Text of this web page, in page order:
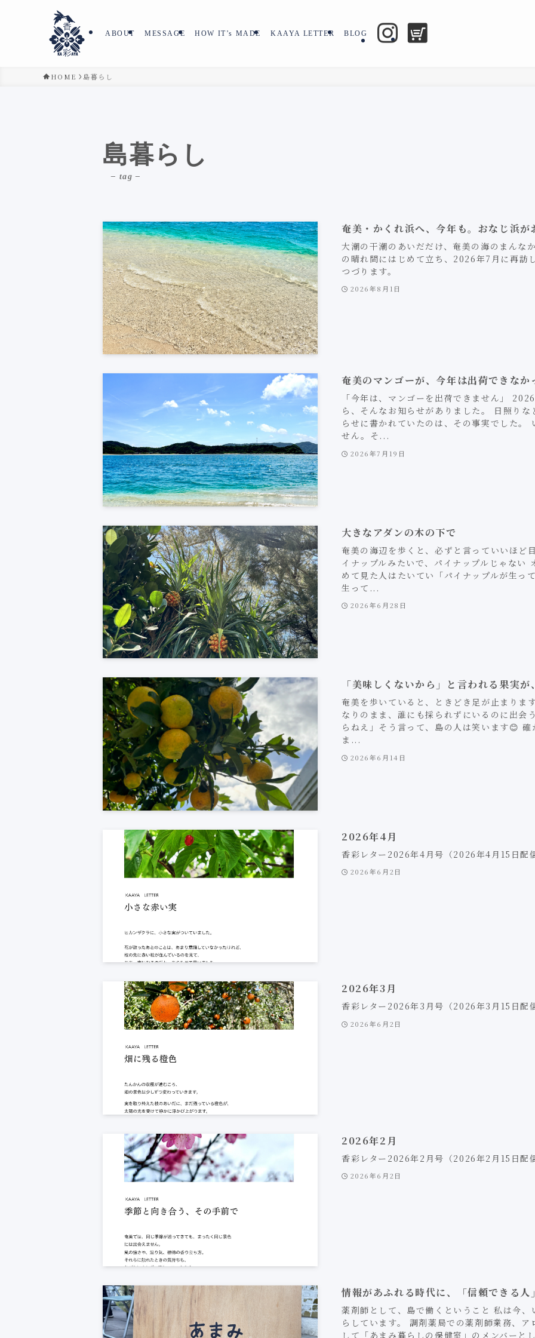
ABOUT MESSAGE HOW IT’s MADE KAAYA LETTER BLOG
HOME 島暮らし
島暮らし
– tag –
奄美・かくれ浜へ、今年も。おなじ浜が
大潮の干潮のあいだだけ、奄美の海のまんな
の晴れ間にはじめて立ち、2026年7月に再訪
つづります。
2026年8月1日
奄美のマンゴーが、今年は出荷できな
「今年は、マンゴーを出荷できません」
ら、そんなお知らせがありました。 日照り
らせに書かれていたのは、その事実でした。
せん。そ...
2026年7月19日
大きなアダンの木の下で
奄美の海辺を歩くと、必ずと言っていいほど
イナップルみたいで、パイナップルじゃない
めて見た人はたいてい「パイナップルが生っ
生って...
2026年6月28日
「美味しくないから」と言われる果実
奄美を歩いていると、ときどき足が止まりま
なりのまま、誰にも採られずにいるのに出会
らねえ」そう言って、島の人は笑います😊
ま...
2026年6月14日
2026年4月
香彩レター2026年4月号（2026年4月15日配
2026年6月2日
2026年3月
香彩レター2026年3月号（2026年3月15日配
2026年6月2日
2026年2月
香彩レター2026年2月号（2026年2月15日配
2026年6月2日
情報があふれる時代に、「信頼できる人
薬剤師として、島で働くということ 私は今
らしています。 調剤薬局での薬剤師業務、
して「あまみ暮らしの保健室」のメンバーと